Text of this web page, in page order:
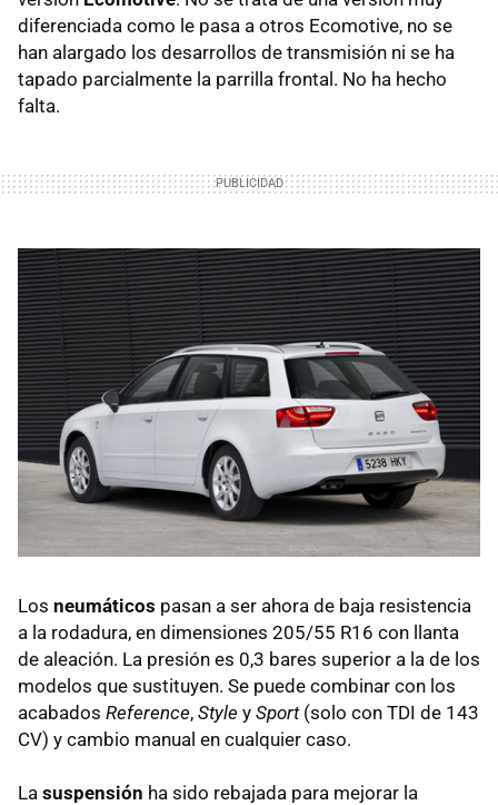
diferenciada como le pasa a otros Ecomotive, no se
han alargado los desarrollos de transmisión ni se ha
tapado parcialmente la parrilla frontal. No ha hecho
falta.
Los neumáticos pasan a ser ahora de baja resistencia
a la rodadura, en dimensiones 205/55 R16 con llanta
de aleación. La presión es 0,3 bares superior a la de los
modelos que sustituyen. Se puede combinar con los
acabados Reference, Style y Sport(solo con TDI de 143
CV) y cambio manual en cualquier caso.
La suspensión ha sido rebajada para mejorar la